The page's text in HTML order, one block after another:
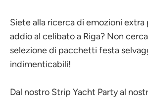
Siete alla ricerca di emozioni extra
addio al celibato a Riga? Non
selezione di pacchetti festa
indimenticabili!
Dal nostro Strip Yacht Party al